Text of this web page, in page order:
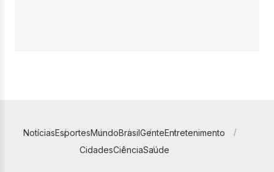
NotíciasEsportesMundoBrasilGenteEntretenimento
CidadesCiênciaSaúde